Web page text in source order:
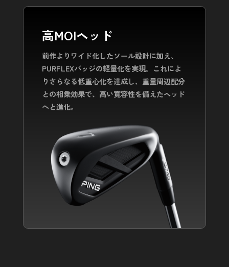
高MOIヘッド
前作よりワイド化したソール設計に加え、
PURFLEXバッジの軽量化を実現。 これによ
りさらなる低重心化を達成し、 重量周辺配分
との相乗効果で、高い寛容性を備えたヘッド
へと進化。